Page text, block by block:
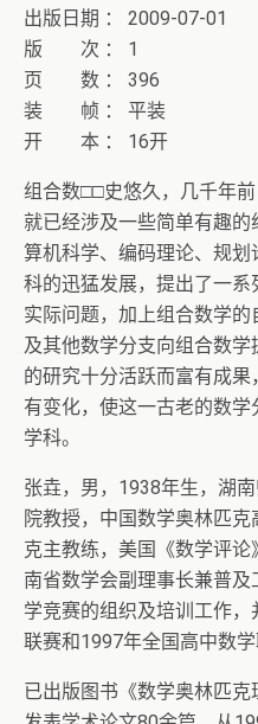
出版日期 ： 2009-07-01
版 次 ： 1
页 数 ： 396
装 帧 ： 平装
开 本 ： 16开
组合数□□史悠久，几千年
就已经涉及一些简单有趣
算机科学、编码理论、规
科的迅猛发展，提出了一
实际问题，加上组合数学
及其他数学分支向组合数
的研究十分活跃而富有成
有变化，使这一古老的数
学科。
张垚，男，1938年生，湖
院教授，中国数学奥林匹
克主教练，美国《数学评
南省数学会副理事长兼普
学竞赛的组织及培训工作
联赛和1997年全国高中数学
已出版图书《数学奥林匹克